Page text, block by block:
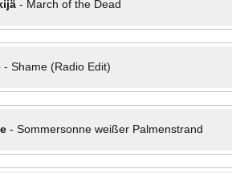
- March of the Dead
- Shame (Radio Edit)
- Sommersonne weißer Palmenstrand